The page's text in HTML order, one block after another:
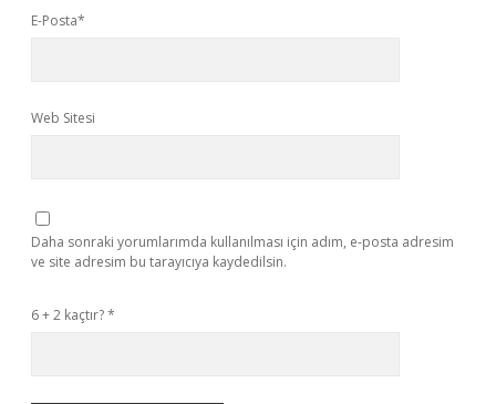
E-Posta*
Web Sitesi
Daha sonraki yorumlarımda kullanılması için adım, e-posta adresim
ve site adresim bu tarayıcıya kaydedilsin.
6 + 2 kaçtır?*